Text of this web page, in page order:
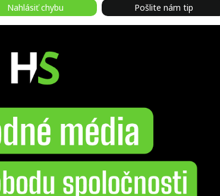
Nahlásiť chybu Pošlite nám tip